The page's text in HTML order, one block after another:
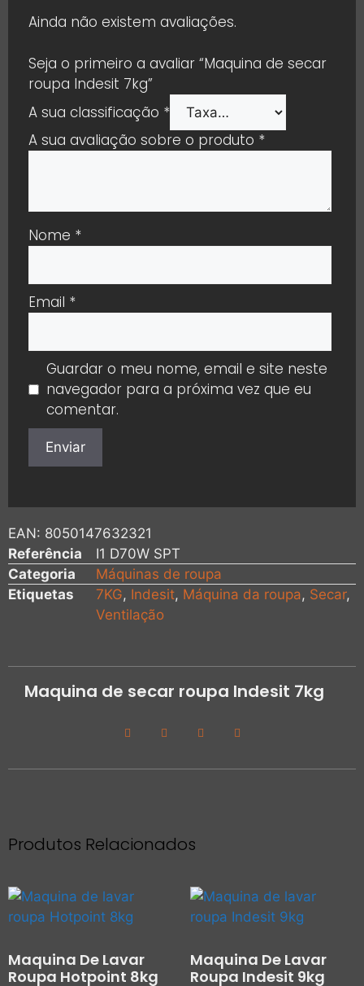
Ainda não existem avaliações.
Seja o primeiro a avaliar “Maquina de secar
roupa Indesit 7kg”
A sua classificação *
A sua avaliação sobre o produto *
Nome *
Email *
Guardar o meu nome, email e site neste
navegador para a próxima vez que eu
comentar.
EAN: 8050147632321
Referência
I1 D70W SPT
Categoria
Máquinas de roupa
Etiquetas
7KG, Indesit, Máquina da roupa, Secar,
Ventilação
Maquina de secar roupa Indesit 7kg
Produtos Relacionados
Maquina De Lavar
Roupa Hotpoint 8kg
Maquina De Lavar
Roupa Indesit 9kg